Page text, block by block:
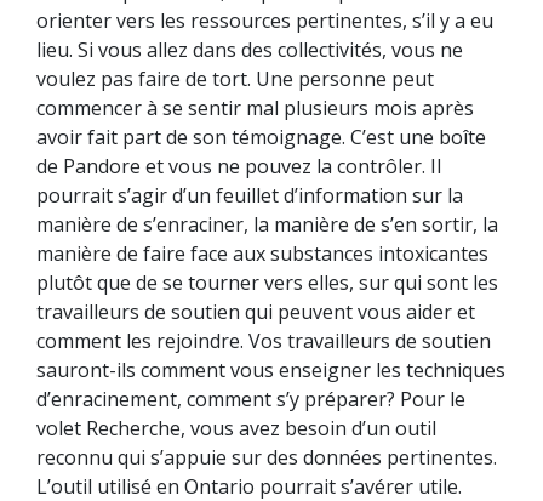
orienter vers les ressources pertinentes, s’il y a eu
lieu. Si vous allez dans des collectivités, vous ne
voulez pas faire de tort. Une personne peut
commencer à se sentir mal plusieurs mois après
avoir fait part de son témoignage. C’est une boîte
de Pandore et vous ne pouvez la contrôler. Il
pourrait s’agir d’un feuillet d’information sur la
manière de s’enraciner, la manière de s’en sortir, la
manière de faire face aux substances intoxicantes
plutôt que de se tourner vers elles, sur qui sont les
travailleurs de soutien qui peuvent vous aider et
comment les rejoindre. Vos travailleurs de soutien
sauront-ils comment vous enseigner les techniques
d’enracinement, comment s’y préparer? Pour le
volet Recherche, vous avez besoin d’un outil
reconnu qui s’appuie sur des données pertinentes.
L’outil utilisé en Ontario pourrait s’avérer utile.